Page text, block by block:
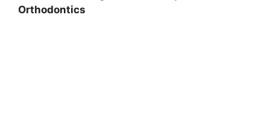
Orthodontics